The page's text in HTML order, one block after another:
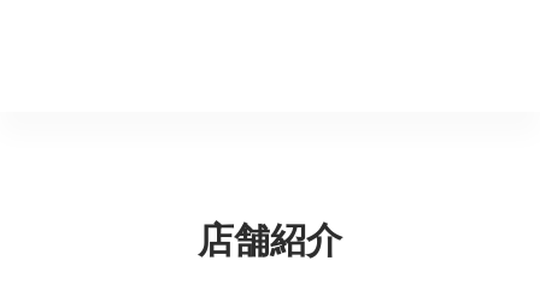
配送・送料の詳細はこちら
不良品に該当する場合は当方で負担いたします。返送希
店舗紹介